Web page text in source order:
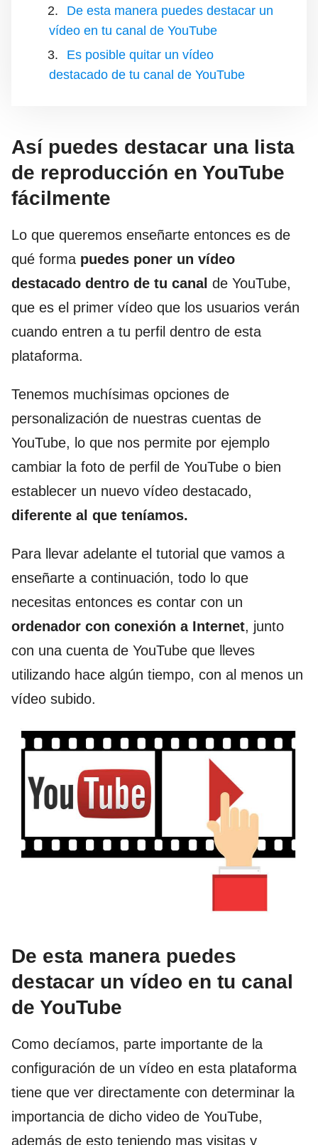
De esta manera puedes destacar un
vídeo en tu canal de YouTube
Es posible quitar un vídeo
destacado de tu canal de YouTube
Así puedes destacar una lista
de reproducción en YouTube
fácilmente
Lo que queremos enseñarte entonces es de
qué forma puedes poner un vídeo
destacado dentro de tu canal de YouTube,
que es el primer vídeo que los usuarios verán
cuando entren a tu perfil dentro de esta
plataforma.
Tenemos muchísimas opciones de
personalización de nuestras cuentas de
YouTube, lo que nos permite por ejemplo
cambiar la foto de perfil de YouTube o bien
establecer un nuevo vídeo destacado,
diferente al que teníamos.
Para llevar adelante el tutorial que vamos a
enseñarte a continuación, todo lo que
necesitas entonces es contar con un
ordenador con conexión a Internet, junto
con una cuenta de YouTube que lleves
utilizando hace algún tiempo, con al menos un
vídeo subido.
De esta manera puedes
destacar un vídeo en tu canal
de YouTube
Como decíamos, parte importante de la
configuración de un vídeo en esta plataforma
tiene que ver directamente con determinar la
importancia de dicho video de YouTube,
además de esto teniendo mas visitas y